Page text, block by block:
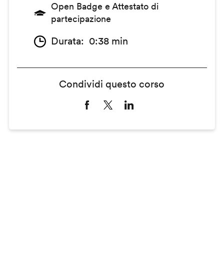
Open Badge e Attestato di
partecipazione
Durata 0:38 min
Condividi questo corso